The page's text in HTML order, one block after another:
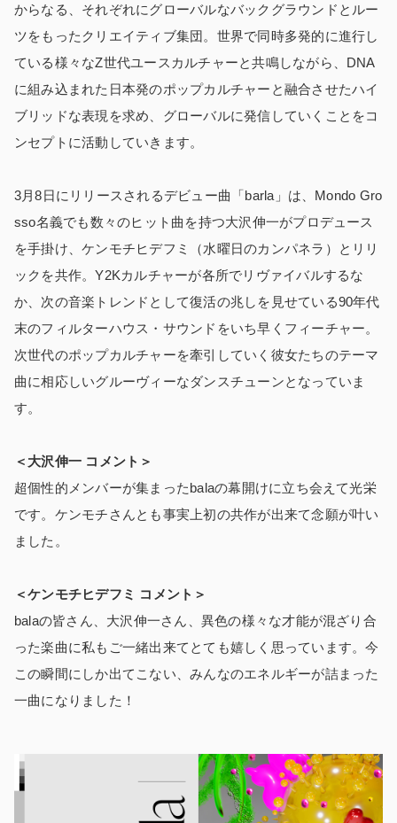
からなる、それぞれにグローバルなバックグラウンドとルー
ツをもったクリエイティブ集団。世界で同時多発的に進行し
ている様々なZ世代ユースカルチャーと共鳴しながら、DNA
に組み込まれた日本発のポップカルチャーと融合させたハイ
ブリッドな表現を求め、グローバルに発信していくことをコ
ンセプトに活動していきます。
3月8日にリリースされるデビュー曲「barla」は、Mondo Gro
sso名義でも数々のヒット曲を持つ大沢伸一がプロデュース
を手掛け、ケンモチヒデフミ（水曜日のカンパネラ）とリリ
ックを共作。Y2Kカルチャーが各所でリヴァイバルするな
か、次の音楽トレンドとして復活の兆しを見せている90年代
末のフィルターハウス・サウンドをいち早くフィーチャー。
次世代のポップカルチャーを牽引していく彼女たちのテーマ
曲に相応しいグルーヴィーなダンスチューンとなっていま
す。
＜大沢伸一 コメント＞
超個性的メンバーが集まったbalaの幕開けに立ち会えて光栄
です。ケンモチさんとも事実上初の共作が出来て念願が叶い
ました。
＜ケンモチヒデフミ コメント＞
balaの皆さん、大沢伸一さん、異色の様々な才能が混ざり合
った楽曲に私もご一緒出来てとても嬉しく思っています。今
この瞬間にしか出てこない、みんなのエネルギーが詰まった
一曲になりました！